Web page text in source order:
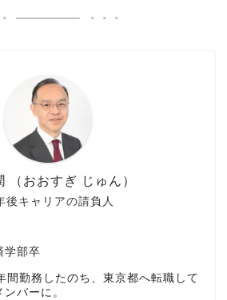
後キャリアの請負人
（おおすぎ じゅん）
学部卒
間勤務したのち、東京都へ転職して
バーに。